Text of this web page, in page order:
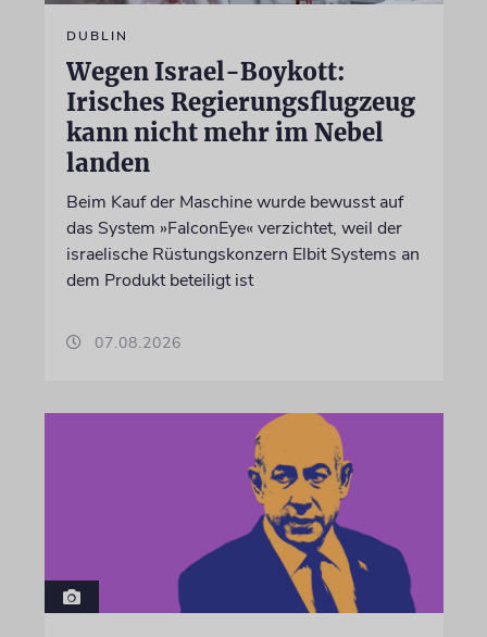
DUBLIN
Wegen Israel-Boykott:
Irisches Regierungsflugzeug
kann nicht mehr im Nebel
landen
Beim Kauf der Maschine wurde bewusst auf
das System »FalconEye« verzichtet, weil der
israelische Rüstungskonzern Elbit Systems an
dem Produkt beteiligt ist
07.08.2026